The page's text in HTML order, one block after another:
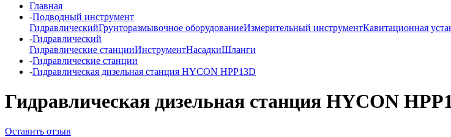
Главная
-Подводный инструмент
ГидравлическийГрунторазмывочное оборудованиеИзмерительный инструментКавитационная
-Гидравлический
Гидравлические станцииИнструментНасадкиШланги
-Гидравлические станции
-Гидравлическая дизельная станция HYCON HPP13D
Гидравлическая дизельная станция HYCON
Оставить отзыв